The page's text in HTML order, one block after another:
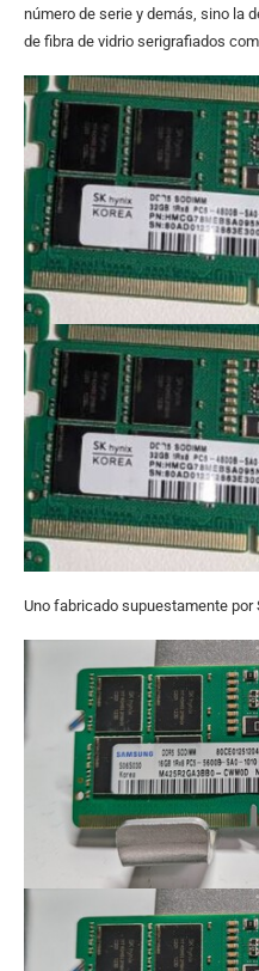
número de serie y demás, sino la
de fibra de vidrio serigrafiados
Uno fabricado supuestamente por